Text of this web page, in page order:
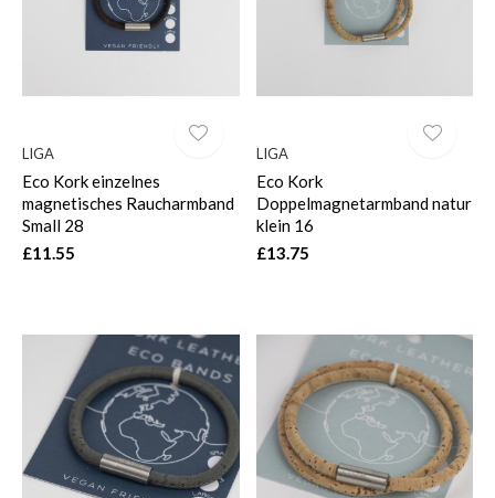
LIGA
Eco Kork einzelnes
magnetisches Raucharmband
Small 28
£11.55
LIGA
Eco Kork
Doppelmagnetarmband natur
klein 16
£13.75